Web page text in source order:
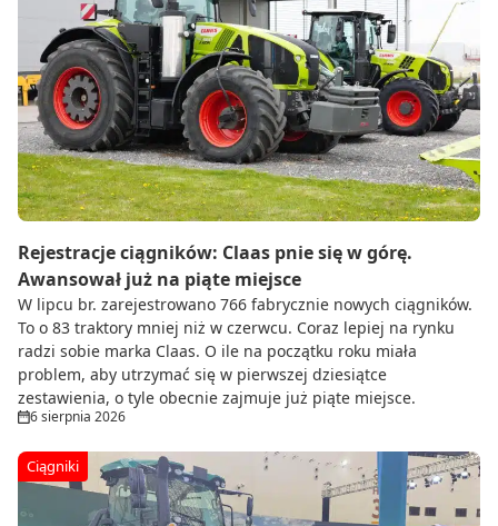
Rejestracje ciągników: Claas pnie się w górę.
Awansował już na piąte miejsce
W lipcu br. zarejestrowano 766 fabrycznie nowych ciągników.
To o 83 traktory mniej niż w czerwcu. Coraz lepiej na rynku
radzi sobie marka Claas. O ile na początku roku miała
problem, aby utrzymać się w pierwszej dziesiątce
zestawienia, o tyle obecnie zajmuje już piąte miejsce.
6 sierpnia 2026
Ciągniki